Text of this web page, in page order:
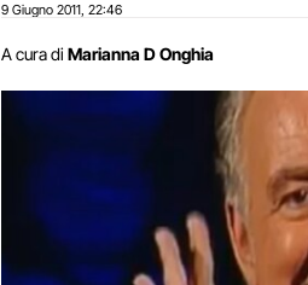
9 Giugno 2011 22:46
A cura di Marianna D Onghia